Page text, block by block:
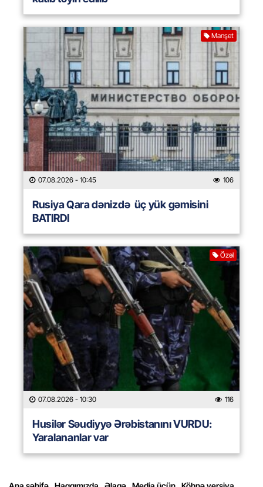
Manşet
07.08.2026 - 10:45 106
Rusiya Qara dənizdə üç yük gəmisini
BATIRDI
Özəl
07.08.2026 - 10:30 116
Husilər Səudiyyə Ərəbistanını VURDU:
Yaralananlar var